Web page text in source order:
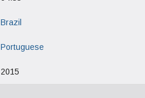
Brazil
Portuguese
2015